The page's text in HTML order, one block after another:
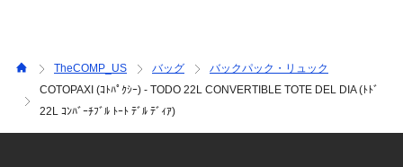
Del Diaはスペイン語で‘‘of the day「その日」‘‘を意味し、レス
トランの日替わりメニューのようなその日に仕入れることがで
きる材料で作る料理を表す言葉です。
Cotopaxiを代表するDel Diaコレクションは、その日に用意で
TheCOMP_US バッグ
バックパック・リュック
COTOPAXI (ｺﾄﾊﾟｸｼｰ) - TODO 22L CONVERTIBLE TOTE DEL DIA (ﾄﾄﾞ
22L ｺﾝﾊﾞｰﾁﾌﾞﾙ ﾄｰﾄ ﾃﾞﾙ ﾃﾞｨｱ)